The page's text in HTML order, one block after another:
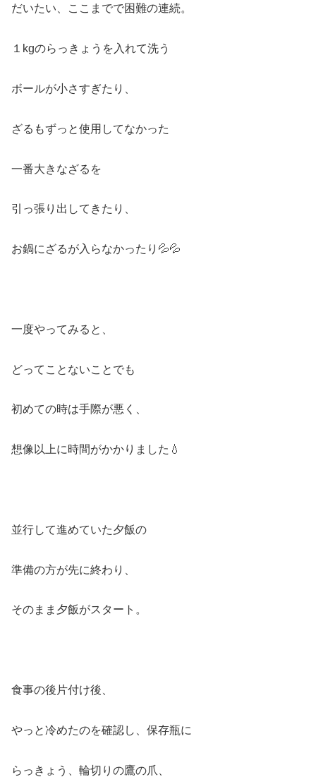
だいたい、ここまでで困難の連続。
１kgのらっきょうを入れて洗う
ボールが小さすぎたり、
ざるもずっと使用してなかった
一番大きなざるを
引っ張り出してきたり、
お鍋にざるが入らなかったり💦💦
一度やってみると、
どってことないことでも
初めての時は手際が悪く、
想像以上に時間がかかりました💧
並行して進めていた夕飯の
準備の方が先に終わり、
そのまま夕飯がスタート。
食事の後片付け後、
やっと冷めたのを確認し、保存瓶に
らっきょう、輪切りの鷹の爪、